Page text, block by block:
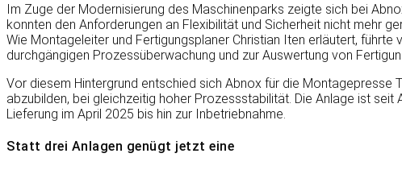
Im Zuge der Modernisierung des Maschinenparks zeigte sich bei
konnten den Anforderungen an Flexibilität und Sicherheit nicht mehr
Wie Montageleiter und Fertigungsplaner Christian Iten erläutert,
durchgängigen Prozessüberwachung und zur Auswertung von
Vor diesem Hintergrund entschied sich Abnox für die
abzubilden, bei gleichzeitig hoher Prozessstabilität. Die Anlage ist
Lieferung im April 2025 bis hin zur Inbetriebnahme.
Statt drei Anlagen genügt jetzt eine